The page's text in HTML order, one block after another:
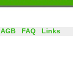
AGB FAQ Links